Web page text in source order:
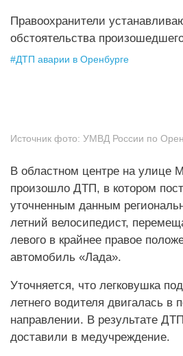
Правоохранители
обстоятельства
#ДТП аварии в Оренбурге
Источник фото: УМВД России по
В областном центре на улице
произошло ДТП, в котором
уточненным данным
летний велосипедист,
левого в крайнее правое
автомобиль «Лада».
Уточняется, что легковушка
летнего водителя двигалась в
направлении. В результате
доставили в медучреждение.